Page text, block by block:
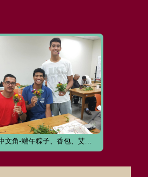
2020.06 中文角-端午粽子、香包、艾草花束